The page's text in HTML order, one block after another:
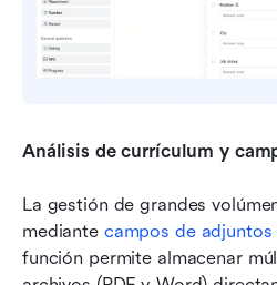
Análisis de currículum y
La gestión de grandes
mediante campos de adjuntos
función permite almacenar